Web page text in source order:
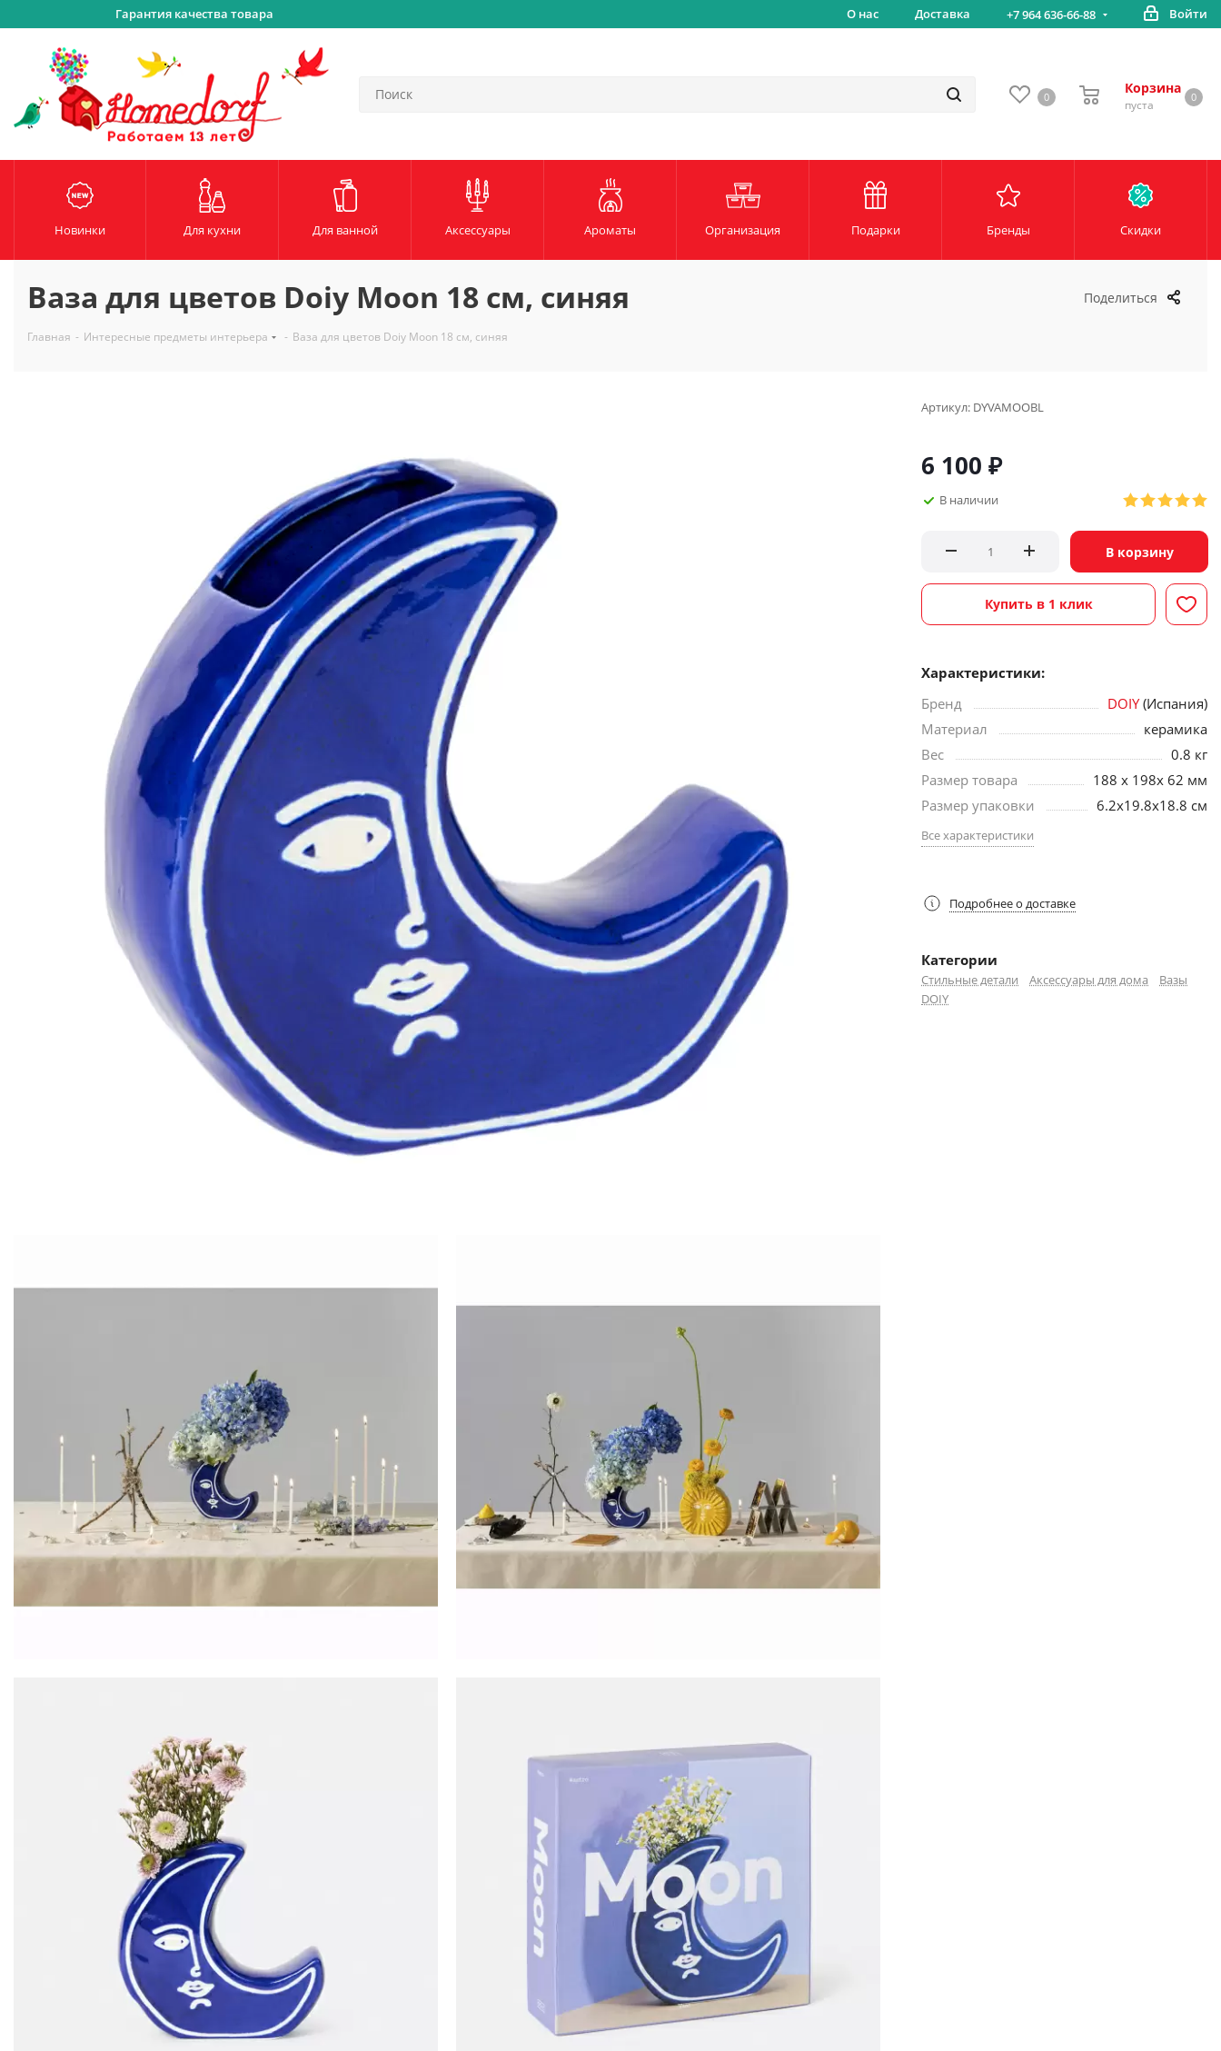
Гарантия качества товара О нас Доставка +7 964 636-66-88 Войти
0
Корзина
пуста
0
Новинки Для кухни Для ванной Аксессуары Ароматы Организация Подарки Бренды Скидки
Поделиться
Ваза для цветов Doiy Moon 18 см, синяя
Главная - Интересные предметы интерьера - Ваза для цветов Doiy Moon 18 см, синяя
Артикул: DYVAMOOBL
6 100 ₽
В наличии
В корзину
Купить в 1 клик
Характеристики:
Бренд
DOIY(Испания)
Материал
керамика
Вес
0.8 кг
Размер товара
188 х 198х 62 мм
Размер упаковки
6.2х19.8х18.8 см
Все характеристики
Подробнее о доставке
Категории
Стильные детали Аксессуары для дома
Вазы
DOIY